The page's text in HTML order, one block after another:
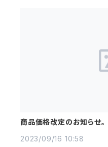
商品価格改定のお知らせ。
2023/09/16 10:58